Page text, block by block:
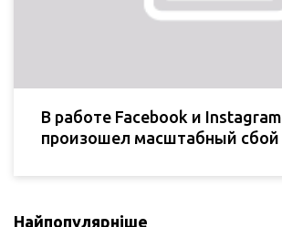
В работе Facebook и Instagram
произошел масштабный сбой
Найпопулярніше